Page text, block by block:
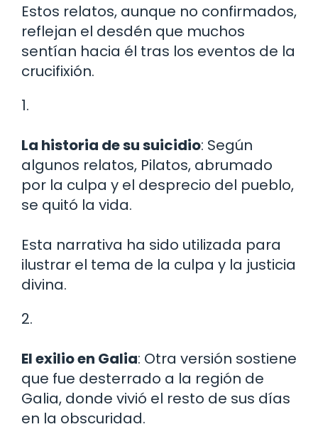
Estos relatos, aunque no confirmados,
reflejan el desdén que muchos
sentían hacia él tras los eventos de la
crucifixión.
1.
La historia de su suicidio: Según
algunos relatos, Pilatos, abrumado
por la culpa y el desprecio del pueblo,
se quitó la vida.
Esta narrativa ha sido utilizada para
ilustrar el tema de la culpa y la justicia
divina.
2.
El exilio en Galia: Otra versión sostiene
que fue desterrado a la región de
Galia, donde vivió el resto de sus días
en la obscuridad.